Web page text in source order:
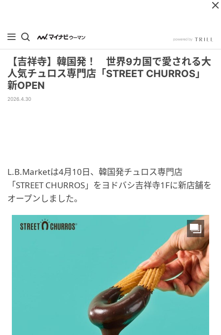
【吉祥寺】韓国発！ 世界9カ国で愛される大
人気チュロス専門店「STREET CHURROS」
新OPEN
2026.4.30
L.B.Marketは4月10日、韓国発チュロス専門店
「STREET CHURROS」をヨドバシ吉祥寺1Fに新店舗を
オープンしました。